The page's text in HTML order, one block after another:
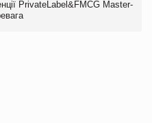
PrivateLabel&FMCG Master-